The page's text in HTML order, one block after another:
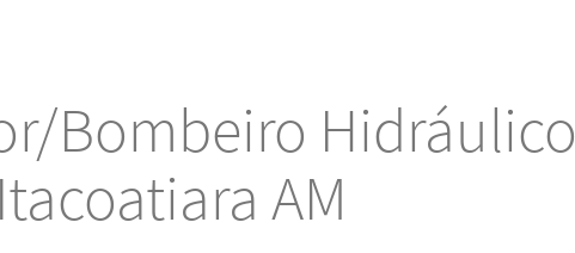
Bombeiro Hidráulico
Itacoatiara AM